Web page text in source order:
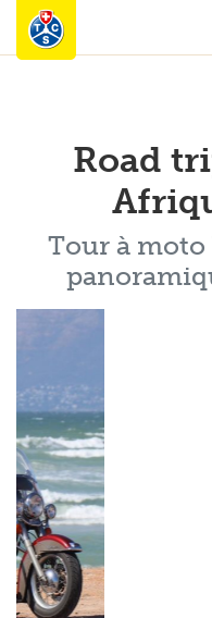
Road
Tour à moto